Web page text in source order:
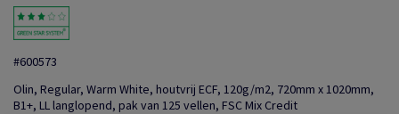
#600573
Olin, Regular, Warm White, houtvrij ECF, 120g/m2, 720mm x 1020mm,
B1+, LL langlopend, pak van 125 vellen, FSC Mix Credit